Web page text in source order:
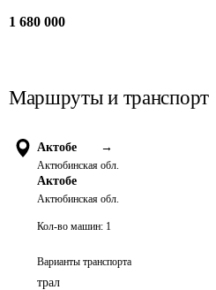
1 680 000
Маршруты и транспорт
Актобе →
Актюбинская обл.
Актобе
Актюбинская обл.
Кол-во машин: 1
Варианты транспорта
трал